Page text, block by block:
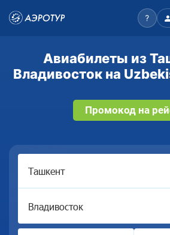
Авиабилеты из
Владивосток на
Промокод на